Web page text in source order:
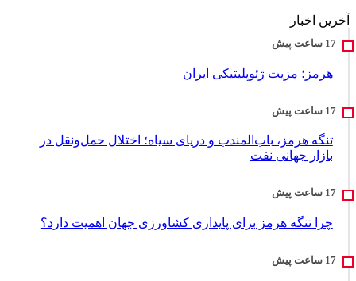
آخرین اخبار
هرمز؛ مزیت ژئوپلیتیکی ایران
تنگه هرمز، باب‌المندب و دریای سیاه؛ اختلال حمل‌ونقل در
بازار جهانی نفت
چرا تنگه هرمز برای پایداری کشاورزی جهان اهمیت دارد؟